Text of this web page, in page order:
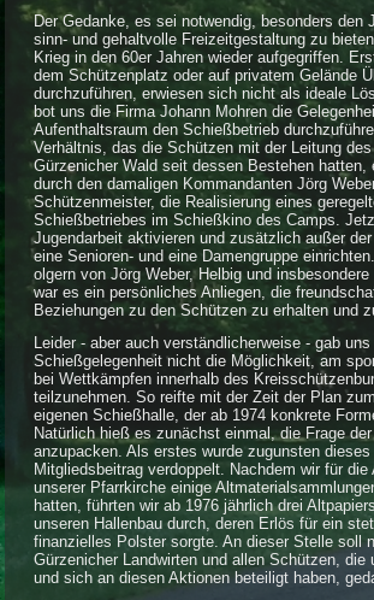
Der Gedanke, es sei notwendig, besonders den
sinn- und gehaltvolle Freizeitgestaltung zu
Krieg in den 60er Jahren wieder aufgegriffen.
dem Schützenplatz oder auf privatem Gelände
durchzuführen, erwiesen sich nicht als ideale
bot uns die Firma Johann Mohren die
Aufenthaltsraum den Schießbetrieb
Verhältnis, das die Schützen mit der Leitung
Gürzenicher Wald seit dessen Bestehen hatten,
durch den damaligen Kommandanten Jörg
Schützenmeister, die Realisierung eines
Schießbetriebes im Schießkino des Camps.
Jugendarbeit aktivieren und zusätzlich außer
eine Senioren- und eine Damengruppe
olgern von Jörg Weber, Helbig und
war es ein persönliches Anliegen, die
Beziehungen zu den Schützen zu erhalten und
Leider - aber auch verständlicherweise - gab
Schießgelegenheit nicht die Möglichkeit, am
bei Wettkämpfen innerhalb des
teilzunehmen. So reifte mit der Zeit der Plan
eigenen Schießhalle, der ab 1974 konkrete
Natürlich hieß es zunächst einmal, die Frage
anzupacken. Als erstes wurde zugunsten dieses
Mitgliedsbeitrag verdoppelt. Nachdem wir für die
unserer Pfarrkirche einige
hatten, führten wir ab 1976 jährlich drei
unseren Hallenbau durch, deren Erlös für ein
finanzielles Polster sorgte. An dieser Stelle soll
Gürzenicher Landwirten und allen Schützen, die
und sich an diesen Aktionen beteiligt haben,